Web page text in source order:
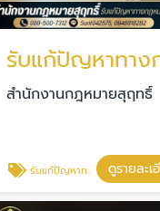
สำนักงานกฎหมายสุฤทธิ์
รับแก้ปัญหาทางกฎหมาย